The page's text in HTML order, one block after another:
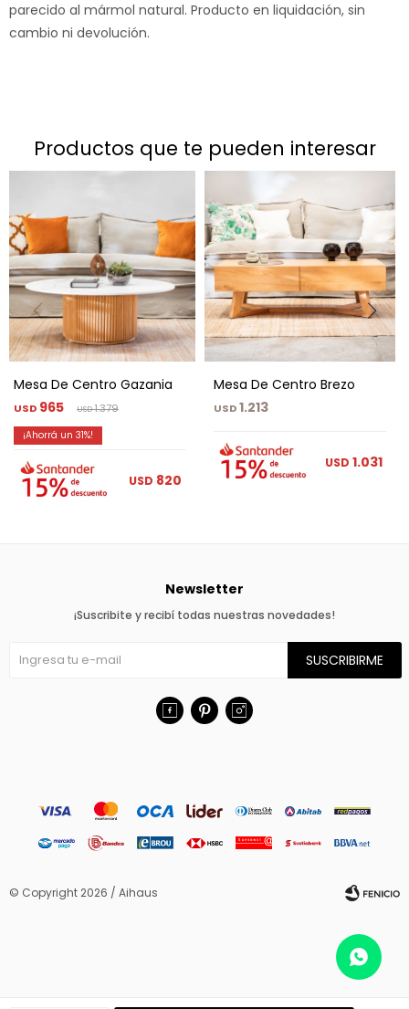
parecido al mármol natural. Producto en liquidación, sin
cambio ni devolución.
productos que te pueden interesar
Mesa De Centro Gazania
USD 965 USD1.379
31
USD 820
Mesa De Centro Brezo
USD1.213
USD 1.031
Newsletter
¡Suscribite y recibí todas nuestras novedades!
SUSCRIBIRME
  
© Copyright 2026 / Aihaus